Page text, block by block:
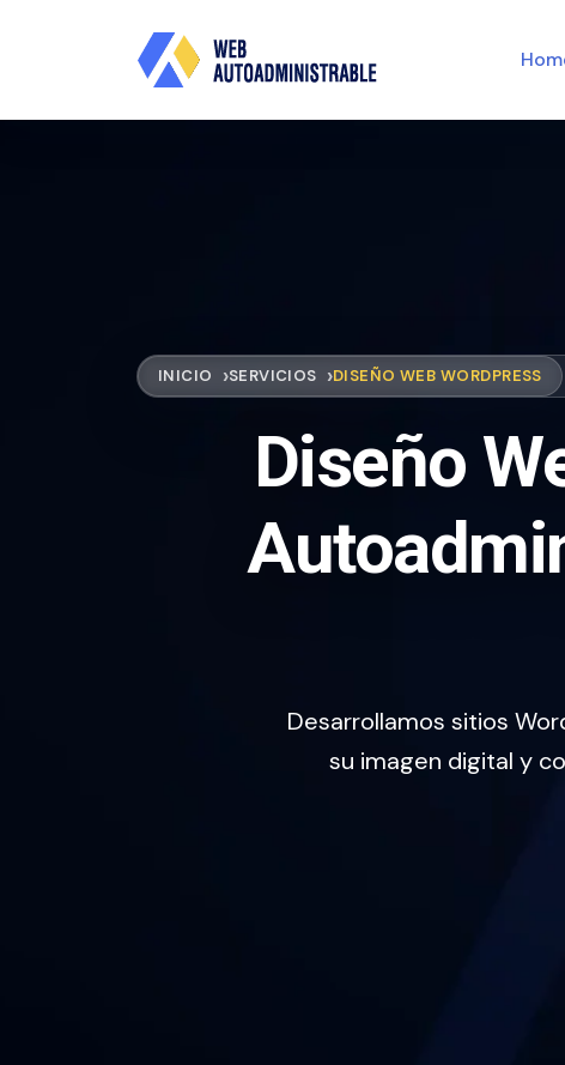
INICIO SERVICIOS DISEÑO WEB WORDPRESS
Diseño
Desarrollamos sitios
su imagen digital y